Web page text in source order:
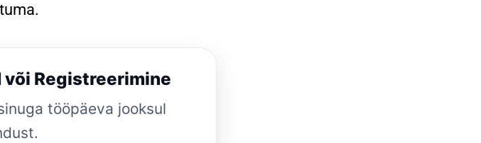
Registreerimine
tööpäeva jooksul